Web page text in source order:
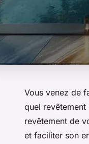
Vous venez de
quel
revêtement de
et faciliter son